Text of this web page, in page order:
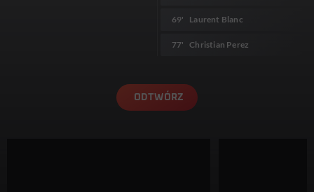
Laurent Blanc
69'
Christian Perez
77'
ODTWÓRZ